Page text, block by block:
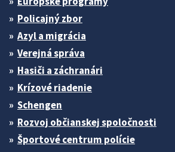
Policajný zbor
Azyl a migrácia
Verejná správa
Hasiči a záchranári
Krízové riadenie
Schengen
Rozvoj občianskej spoločnosti
Športové centrum polície